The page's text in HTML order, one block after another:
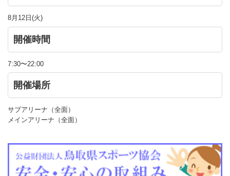
8月12日(火)
開催時間
7:30〜22:00
開催場所
サブアリーナ（全面）
メインアリーナ（全面）